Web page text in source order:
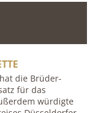
hat die Brüder-
für das
würdigte